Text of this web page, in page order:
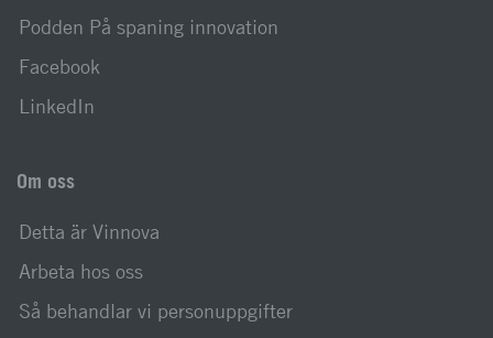
Podden På spaning innovation
Facebook
LinkedIn
Om oss
Detta är Vinnova
Arbeta hos oss
Så behandlar vi personuppgifter